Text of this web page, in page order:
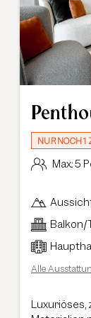
NUR NOCH 1
Max.: 5
Balkon/
Alle
Luxuriöses,